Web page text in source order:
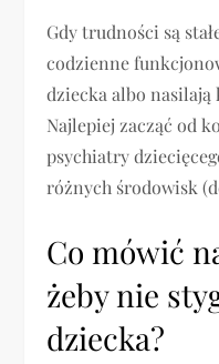
Gdy trudności są
codzienne
dziecka albo
Najlepiej zacząć od
psychiatry
różnych środowisk
Co mówić
żeby nie
dziecka?